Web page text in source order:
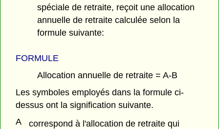
spéciale de retraite, reçoit une allocation
annuelle de retraite calculée selon la
formule suivante:
FORMULE
Allocation annuelle de retraite = A-B
Les symboles employés dans la formule ci-
dessus ont la signification suivante.
A
correspond à l'allocation de retraite qui